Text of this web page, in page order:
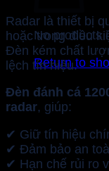
No products
Return to
Radar là thiết bị
hoặc trong điều
Đèn kém chất
lệch tín hiệu.
Đèn đánh cá
radar, giúp:
✔ Giữ tín hiệu
✔ Đảm bảo an
✔ Hạn chế rủi ro